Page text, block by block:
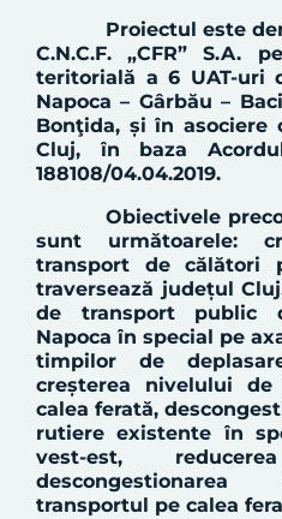
Proiectul este
C.N.C.F. „CFR” S.A.
teritorială a 6 UAT-uri
Napoca – Gârbău –
Bonţida, și în asociere
Cluj, în baza
188108/04.04.2019.
Obiectivele
sunt următoarele: c
transport de călători
traversează județul
de transport public
Napoca în special pe
timpilor de
creșterea nivelului
calea ferată,
rutiere existente în
vest-est,
transportul pe calea